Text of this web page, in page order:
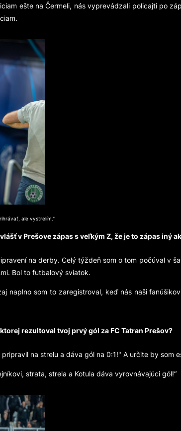
ešte na Čermeli, nás vyprevádzali policajti po
ale vystrelím."
v Prešove zápas s veľkým Z, že je to zápas iný
na derby. Celý týždeň som o tom počúval v
Bol to futbalový sviatok.
naplno som to zaregistroval, keď nás naši
rezultoval tvoj prvý gól za FC Tatran Prešov?
na strelu a dáva gól na 0:1!" A určite by som
strata, strela a Kotula dáva vyrovnávajúci gól!“